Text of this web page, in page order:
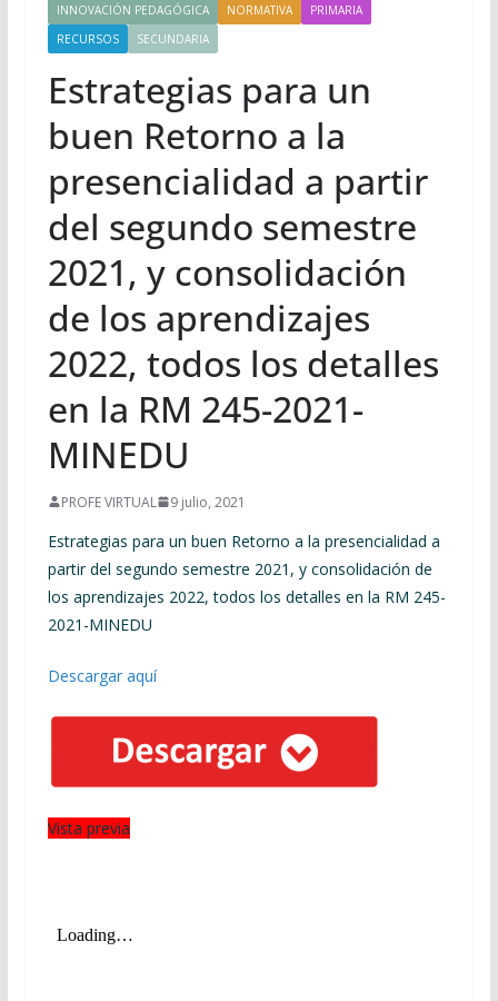
INNOVACIÓN PEDAGÓGICA
NORMATIVA
PRIMARIA
RECURSOS
SECUNDARIA
Estrategias para un
buen Retorno a la
presencialidad a partir
del segundo semestre
2021, y consolidación
de los aprendizajes
2022, todos los detalles
en la RM 245-2021-
MINEDU
PROFE VIRTUAL 9 julio, 2021
Estrategias para un buen Retorno a la presencialidad a
partir del segundo semestre 2021, y consolidación de
los aprendizajes 2022, todos los detalles en la RM 245-
2021-MINEDU
Descargar aquí
Vista previa